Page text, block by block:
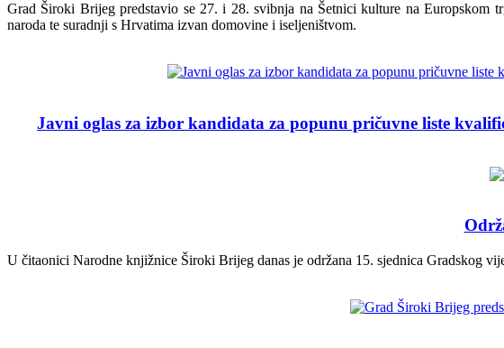
Grad Široki Brijeg predstavio se 27. i 28. svibnja na Šetnici kulture na Europskom
naroda te suradnji s Hrvatima izvan domovine i iseljeništvom.
Javni oglas za izbor kandidata za popunu pričuvne liste
U čitaonici Narodne knjižnice Široki Brijeg danas je održana 15. sjednica Gradskog